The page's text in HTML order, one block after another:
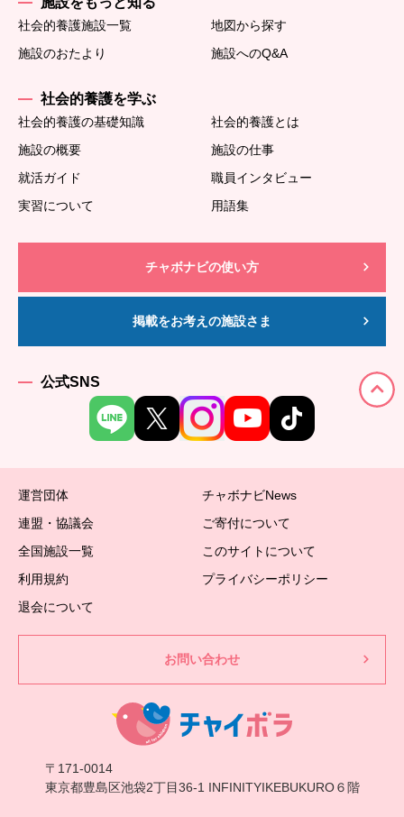
社会的養護施設一覧
地図から探す
施設のおたより
施設へのQ&A
社会的養護を学ぶ
社会的養護の基礎知識
社会的養護とは
施設の概要
施設の仕事
就活ガイド
職員インタビュー
実習について
用語集
チャボナビの使い方
掲載をお考えの施設さま
公式SNS
運営団体
チャボナビNews
連盟・協議会
ご寄付について
全国施設一覧
このサイトについて
利用規約
プライバシーポリシー
退会について
お問い合わせ
〒171-0014
東京都豊島区池袋2丁目36-1 INFINITYIKEBUKURO６階